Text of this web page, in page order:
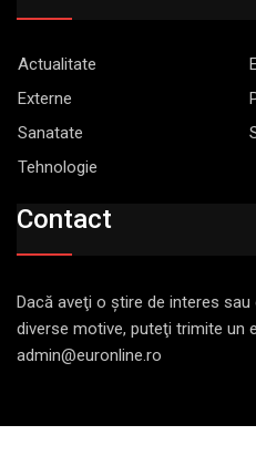
Actualitate
Externe
Sanatate
Tehnologie
Contact
Dacă aveţi o ştire de interes
diverse motive, puteţi trimite un
admin@euronline.ro